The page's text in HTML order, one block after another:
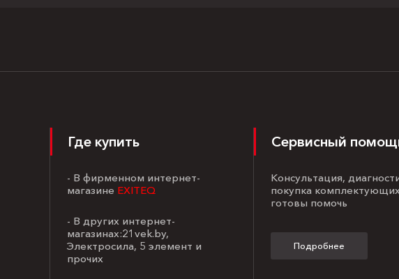
Где купить
- В фирменном интернет-
магазине EXITEQ
- В других интернет-
магазинах:21vek.by,
Электросила, 5 элемент и
прочих
Сервисный
Консультация,
покупка
готовы помочь
Подробнее